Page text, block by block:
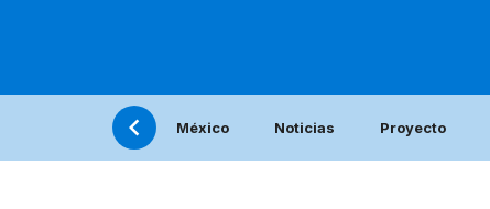
México Noticias Proyecto